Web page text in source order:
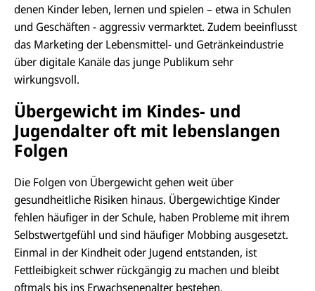
denen Kinder leben, lernen und spielen – etwa in Schulen
und Geschäften - aggressiv vermarktet. Zudem beeinflusst
das Marketing der Lebensmittel- und Getränkeindustrie
über digitale Kanäle das junge Publikum sehr
wirkungsvoll.
Übergewicht im Kindes- und
Jugendalter oft mit lebenslangen
Folgen
Die Folgen von Übergewicht gehen weit über
gesundheitliche Risiken hinaus. Übergewichtige Kinder
fehlen häufiger in der Schule, haben Probleme mit ihrem
Selbstwertgefühl und sind häufiger Mobbing ausgesetzt.
Einmal in der Kindheit oder Jugend entstanden, ist
Fettleibigkeit schwer rückgängig zu machen und bleibt
oftmals bis ins Erwachsenenalter bestehen.